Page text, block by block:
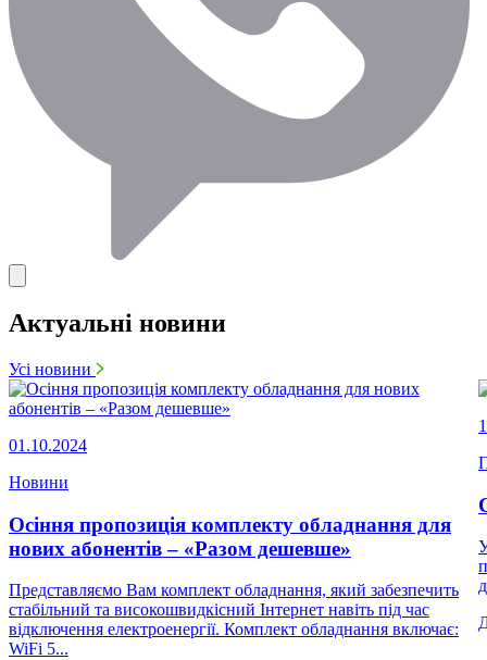
Актуальні новини
Усі новини
01.10.2024
Новини
Осіння пропозиція комплекту обладнання для
нових абонентів – «Разом дешевше»
Представляємо Вам комплект обладнання, який забезпечить
стабільний та високошвидкісний Інтернет навіть під час
відключення електроенергії. Комплект обладнання включає:
WiFi 5...